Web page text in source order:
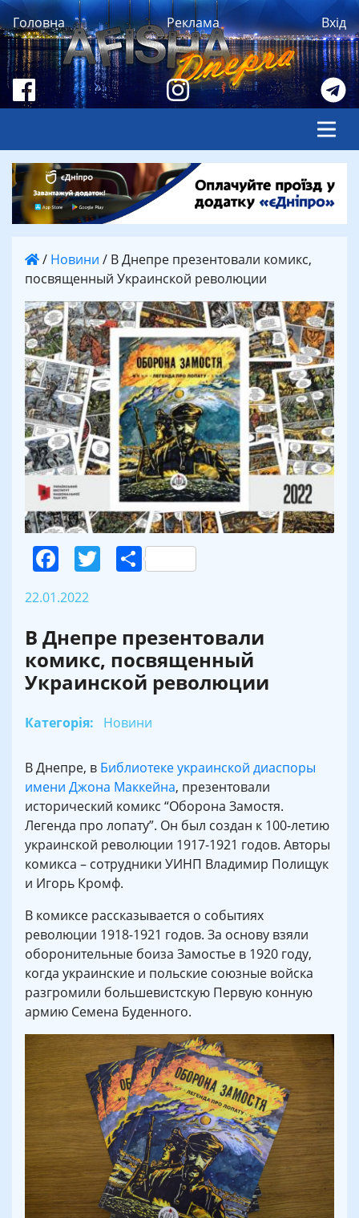
Головна Реклама Вхід
/ Новини / В Днепре презентовали комикс,
посвященный Украинской революции
Facebook
Twitter
Поділитися
22.01.2022
В Днепре презентовали
комикс, посвященный
Украинской революции
Категорія: Новини
В Днепре, в Библиотеке украинской диаспоры
имени Джона Маккейна, презентовали
исторический комикс “Оборона Замостя.
Легенда про лопату”. Он был создан к 100-летию
украинской революции 1917-1921 годов. Авторы
комикса – сотрудники УИНП Владимир Полищук
и Игорь Кромф.
В комиксе рассказывается о событиях
революции 1918-1921 годов. За основу взяли
оборонительные боиза Замостье в 1920 году,
когда украинские и польские союзные войска
разгромили большевистскую Первую конную
армию Семена Буденного.